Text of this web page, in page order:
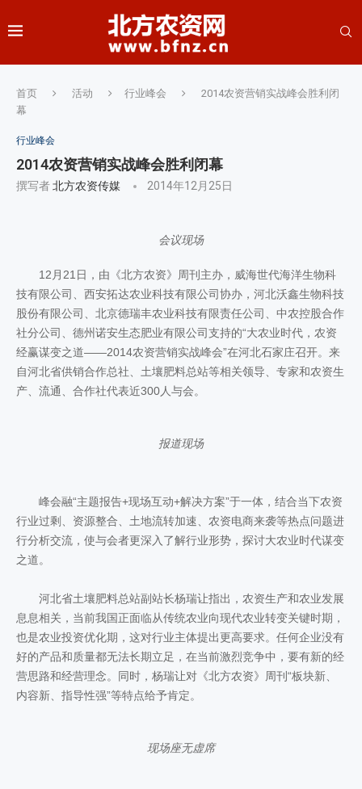
首页 活动 行业峰会
2014农资营销实战峰会胜利闭
幕
行业峰会
2014农资营销实战峰会胜利闭幕
撰写者北方农资传媒 2014年12月25日
会议现场
12月21日，由《北方农资》周刊主办，威海世代海洋生物科
技有限公司、西安拓达农业科技有限公司协办，河北沃鑫生物科技
股份有限公司、北京德瑞丰农业科技有限责任公司、中农控股合作
社分公司、德州诺安生态肥业有限公司支持的“大农业时代，农资
经赢谋变之道——2014农资营销实战峰会”在河北石家庄召开。来
自河北省供销合作总社、土壤肥料总站等相关领导、专家和农资生
产、流通、合作社代表近300人与会。
报道现场
峰会融“主题报告+现场互动+解决方案”于一体，结合当下农资
行业过剩、资源整合、土地流转加速、农资电商来袭等热点问题进
行分析交流，使与会者更深入了解行业形势，探讨大农业时代谋变
之道。
河北省土壤肥料总站副站长杨瑞让指出，农资生产和农业发展
息息相关，当前我国正面临从传统农业向现代农业转变关键时期，
也是农业投资优化期，这对行业主体提出更高要求。任何企业没有
好的产品和质量都无法长期立足，在当前激烈竞争中，要有新的经
营思路和经营理念。同时，杨瑞让对《北方农资》周刊“板块新、
内容新、指导性强”等特点给予肯定。
现场座无虚席